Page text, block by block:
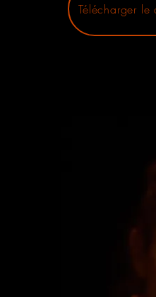
Télécharger